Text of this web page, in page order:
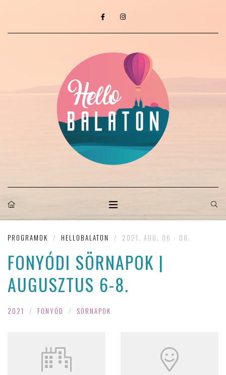
PROGRAMOK / HELLOBALATON / 2021. AUG. 06 - 08.
FONYÓDI SÖRNAPOK |
AUGUSZTUS 6-8.
2021 / FONYÓD / SÖRNAPOK